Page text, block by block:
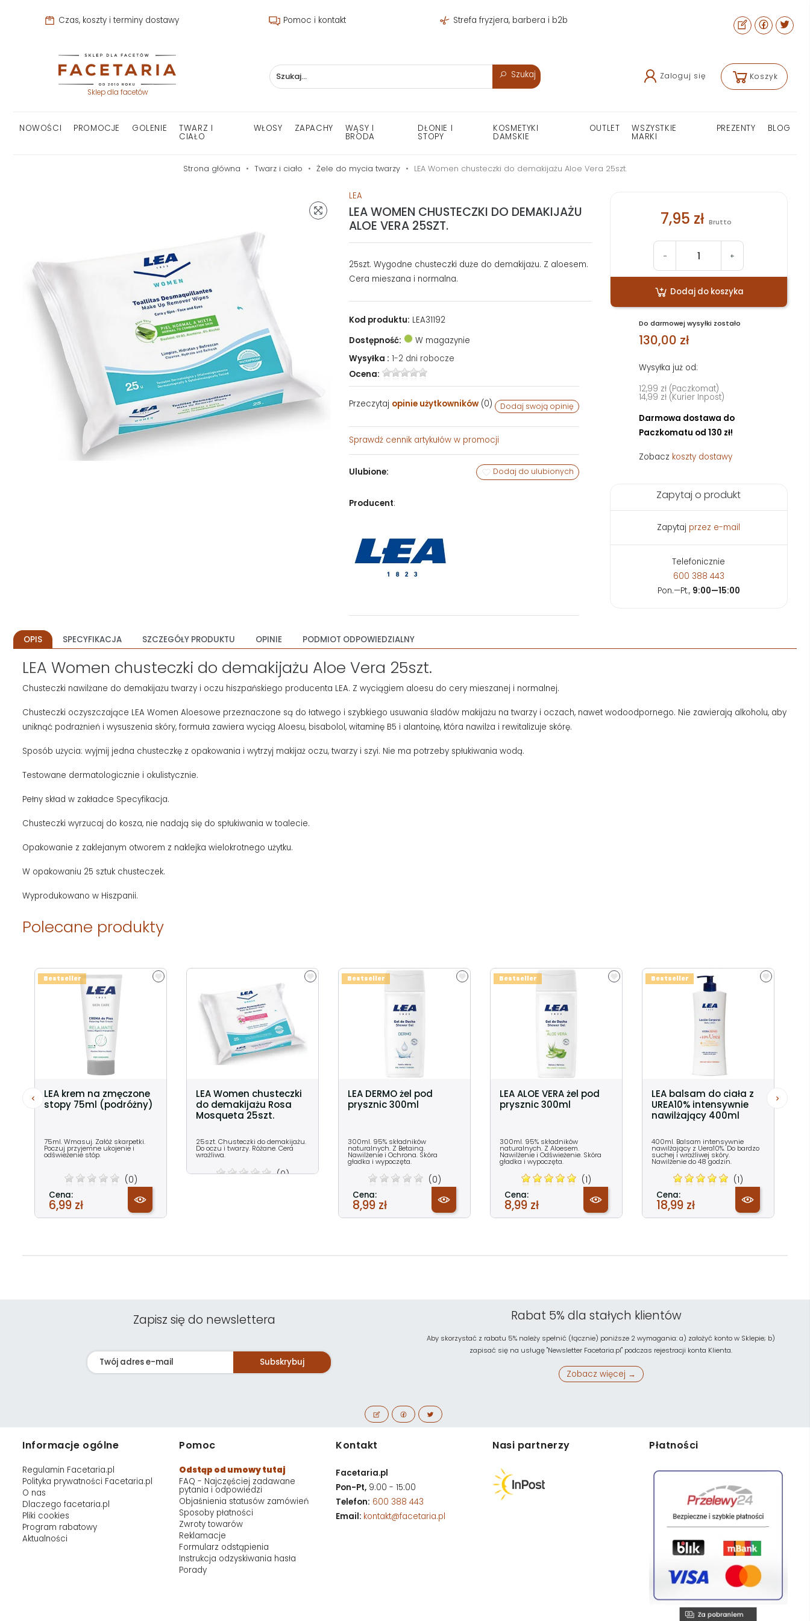
Czas, koszty i terminy dostawy Pomoc i kontakt Strefa fryzjera, barbera i b2b
Sklep dla facetów
Szukaj Zaloguj się Koszyk
NOWOŚCI PROMOCJE GOLENIE TWARZ I
CIAŁO
WŁOSY ZAPACHY WĄSY I
BRODA
DŁONIE I
STOPY
KOSMETYKI
DAMSKIE
OUTLET WSZYSTKIE
MARKI
PREZENTY BLOG
Strona główna Twarz i ciało Żele do mycia twarzy LEA Women chusteczki do demakijażu Aloe Vera 25szt.
LEA
LEA WOMEN CHUSTECZKI DO DEMAKIJAŻU
ALOE VERA 25SZT.
25szt. Wygodne chusteczki duże do demakijażu. Z aloesem.
Cera mieszana i normalna.
Kod produktu: LEA31192
Dostępność:
W magazynie
Wysyłka : 1-2 dni robocze
Ocena:
Przeczytaj opinie użytkowników(0) Dodaj swoją opinię
Sprawdź cennik artykułów w promocji
Ulubione: Dodaj do ulubionych
Producent:
7,95 zł Brutto
- +
Dodaj do koszyka
Do darmowej wysyłki zostało
130,00 zł
Wysyłka już od:
12,99 zł (Paczkomat)
14,99 zł (Kurier Inpost)
Darmowa dostawa do
Paczkomatu od 130 zł!
Zobacz koszty dostawy
Zapytaj o produkt
Zapytaj przez e-mail
Telefonicznie
600 388 443
Pon.—Pt., 9:00—15:00
OPIS SPECYFIKACJA SZCZEGÓŁY PRODUKTU OPINIE PODMIOT ODPOWIEDZIALNY
LEA Women chusteczki do demakijażu Aloe Vera 25szt.
Chusteczki nawilżane do demakijażu twarzy i oczu hiszpańskiego producenta LEA. Z wyciągiem aloesu do cery mieszanej i normalnej.
Chusteczki oczyszczające LEA Women Aloesowe przeznaczone są do łatwego i szybkiego usuwania śladów makijażu na twarzy i oczach, nawet wodoodpornego. Nie zawierają alkoholu, aby
uniknąć podrażnień i wysuszenia skóry, formuła zawiera wyciąg Aloesu, bisabolol, witaminę B5 i alantoinę, która nawilża i rewitalizuje skórę.
Sposób użycia: wyjmij jedna chusteczkę z opakowania i wytrzyj makijaż oczu, twarzy i szyi. Nie ma potrzeby spłukiwania wodą.
Testowane dermatologicznie i okulistycznie.
Pełny skład w zakładce Specyfikacja.
Chusteczki wyrzucaj do kosza, nie nadają się do spłukiwania w toalecie.
Opakowanie z zaklejanym otworem z naklejka wielokrotnego użytku.
W opakowaniu 25 sztuk chusteczek.
Wyprodukowano w Hiszpanii.
Polecane produkty
LEA krem na zmęczone
stopy 75ml (podróżny)
75ml. Wmasuj. Załóż skarpetki.
Poczuj przyjemne ukojenie i
odświeżenie stóp.
(0)
Cena:
6,99 zł
Bestseller
LEA Women chusteczki
do demakijażu Rosa
Mosqueta 25szt.
25szt. Chusteczki do demakijażu.
Do oczu i twarzy. Różane. Cera
wrażliwa.
(0)
LEA DERMO żel pod
prysznic 300ml
300ml. 95% składników
naturalnych. Z Betainą.
Nawilżenie i Ochrona. Skóra
gładka i wypoczęta.
(0)
Cena:
8,99 zł
Bestseller
LEA ALOE VERA żel pod
prysznic 300ml
300ml. 95% składników
naturalnych. Z Aloesem.
Nawilżenie i Odświeżenie. Skóra
gładka i wypoczęta.
(1)
Cena:
8,99 zł
Bestseller
LEA balsam do ciała z
UREA10% intensywnie
nawilżający 400ml
400ml. Balsam intensywnie
nawilżający z Uera10%. Do bardzo
suchej i wrażliwej skóry.
Nawilżenie do 48 godzin.
(1)
Cena:
18,99 zł
Bestseller
Zapisz się do newslettera
Subskrybuj
Rabat 5% dla stałych klientów
Aby skorzystać z rabatu 5% należy spełnić (łącznie) poniższe 2 wymagania: a) założyć konto w Sklepie; b)
zapisać się na usługę "Newsletter Facetaria.pl" podczas rejestracji konta Klienta.
Zobacz więcej →
Informacje ogólne
Regulamin Facetaria.pl
Polityka prywatności Facetaria.pl
O nas
Dlaczego facetaria.pl
Pliki cookies
Program rabatowy
Aktualności
Pomoc
Odstąp od umowy tutaj
FAQ - Najczęściej zadawane
pytania i odpowiedzi
Objaśnienia statusów zamówień
Sposoby płatności
Zwroty towarów
Reklamacje
Formularz odstąpienia
Instrukcja odzyskiwania hasła
Porady
Kontakt
Facetaria.pl
Pon-Pt, 9:00 - 15:00
Telefon: 600 388 443
Email: kontakt@facetaria.pl
Nasi partnerzy Płatności